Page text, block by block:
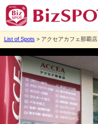
List of Spots > アクセアカフェ那覇店